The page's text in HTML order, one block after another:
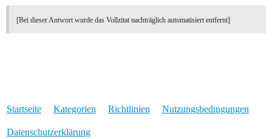
[Bei dieser Antwort wurde das Vollzitat nachträglich automatisiert entfernt]
Startseite Kategorien Richtlinien Nutzungsbedingungen
Datenschutzerklärung